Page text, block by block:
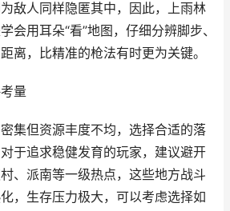
敌人同样隐匿其中，因此，上雨林
会用耳朵“看”地图，仔细分辨脚步、
离，比精准的枪法有时更为关键。
量
集但资源丰度不均，选择合适的落
于追求稳健发育的玩家，建议避开
、派南等一级热点，这些地方战斗
，生存压力极大，可以考虑选择如